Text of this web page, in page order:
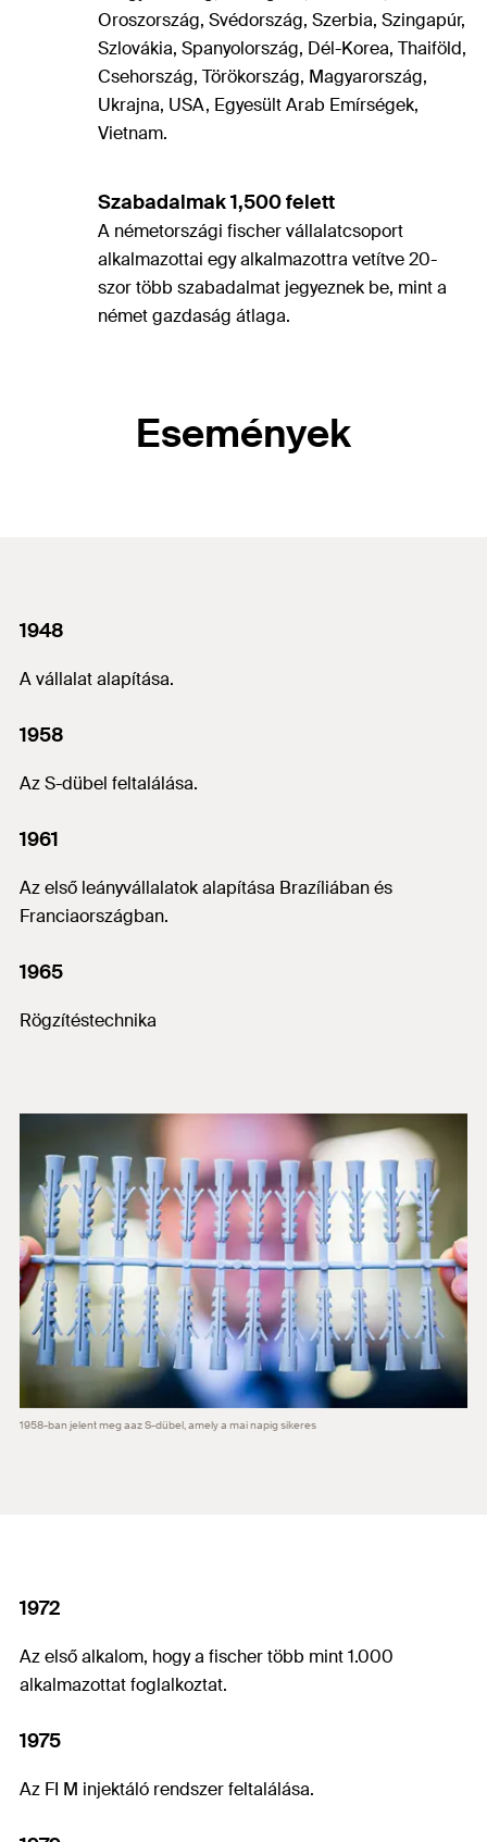
Oroszország, Svédország, Szerbia, Szingapúr,
Szlovákia, Spanyolország, Dél-Korea, Thaiföld,
Csehország, Törökország, Magyarország,
Ukrajna, USA, Egyesült Arab Emírségek,
Vietnam.
Szabadalmak 1,500 felett
A németországi fischer vállalatcsoport
alkalmazottai egy alkalmazottra vetítve 20-
szor több szabadalmat jegyeznek be, mint a
német gazdaság átlaga.
Események
1948
A vállalat alapítása.
1958
Az S-dübel feltalálása.
1961
Az első leányvállalatok alapítása Brazíliában és
Franciaországban.
1965
Rögzítéstechnika
1958-ban jelent meg aaz S-dübel, amely a mai napig sikeres
1972
Az első alkalom, hogy a fischer több mint 1.000
alkalmazottat foglalkoztat.
1975
Az FI M injektáló rendszer feltalálása.